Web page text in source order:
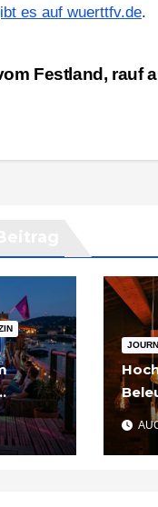
es auf wuerttfv.de.
Festland, rauf